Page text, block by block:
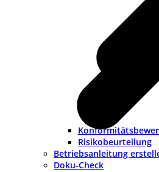
Risikobeurteilung
Betriebsanleitung
Doku-Check